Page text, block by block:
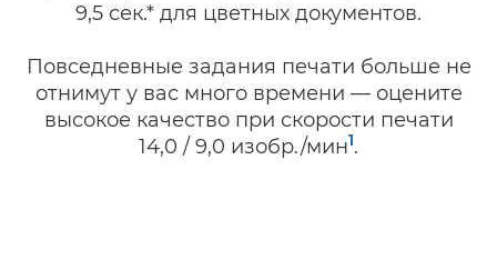
9,5 сек.* для цветных документов.
Повседневные задания печати больше не
отнимут у вас много времени — оцените
высокое качество при скорости печати
14,0 / 9,0 изобр./мин1.